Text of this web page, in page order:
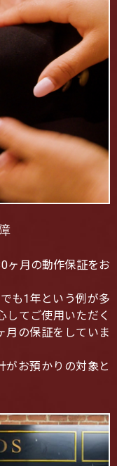
ヶ月の動作保証をお
も1年という例が多
してご使用いただく
月の保証をしていま
がお預かりの対象と